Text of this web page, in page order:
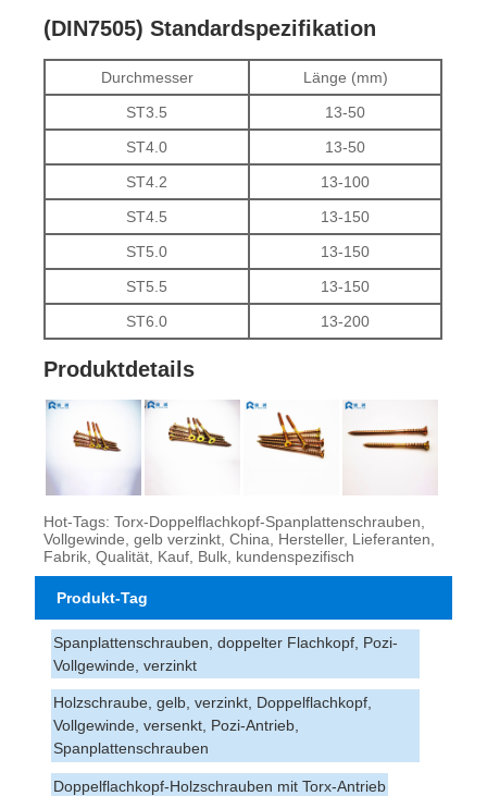
(DIN7505) Standardspezifikation
Durchmesser
Länge (mm)
ST3.5
13-50
ST4.0
13-50
ST4.2
13-100
ST4.5
13-150
ST5.0
13-150
ST5.5
13-150
ST6.0
13-200
Produktdetails
Hot-Tags: Torx-Doppelflachkopf-Spanplattenschrauben,
Vollgewinde, gelb verzinkt, China, Hersteller, Lieferanten,
Fabrik, Qualität, Kauf, Bulk, kundenspezifisch
Produkt-Tag
Spanplattenschrauben, doppelter Flachkopf, Pozi-
Vollgewinde, verzinkt
Holzschraube, gelb, verzinkt, Doppelflachkopf,
Vollgewinde, versenkt, Pozi-Antrieb,
Spanplattenschrauben
Doppelflachkopf-Holzschrauben mit Torx-Antrieb